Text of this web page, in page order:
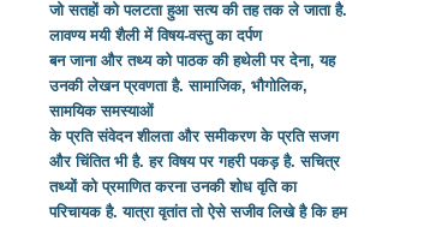
जो सतहों को पलटता हुआ सत्य की तह तक ले जाता है.
लावण्य मयी शैली में विषय-वस्तु का दर्पण
बन जाना और तथ्य को पाठक की हथेली पर देना, यह
उनकी लेखन प्रवणता है. सामाजिक, भौगोलिक,
सामयिक समस्याओं
के प्रति संवेदन शीलता और समीकरण के प्रति सजग
और चिंतित भी है. हर विषय पर गहरी पकड़ है. सचित्र
तथ्यों को प्रमाणित करना उनकी शोध वृति का
परिचायक है. यात्रा वृतांत तो ऐसे सजीव लिखे है कि हम